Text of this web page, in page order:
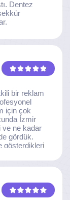
Dentez
bir reklam
için çok
İzmir
ve ne kadar
gördük.
gösterdikleri
her